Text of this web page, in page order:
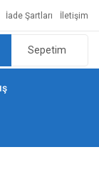
İade Şartları İletişim
Sepetim